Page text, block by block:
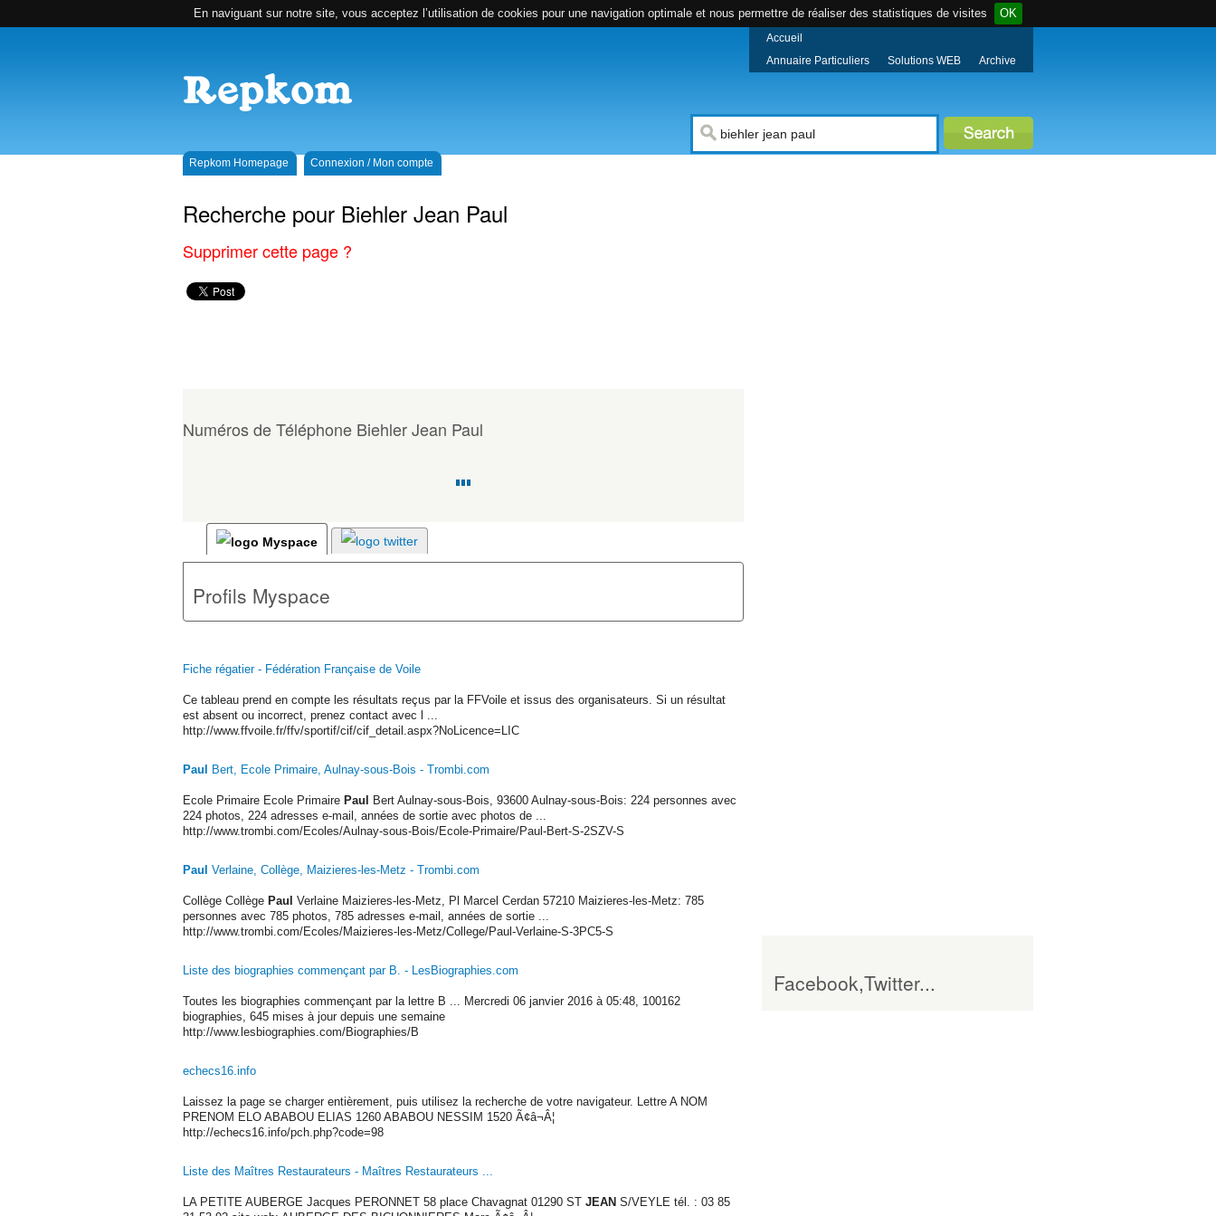
En naviguant sur notre site, vous acceptez l’utilisation de cookies pour une navigation optimale et nous permettre de réaliser des statistiques de visites OK
Accueil
Annuaire Particuliers
Solutions WEB Archive
Repkom Homepage Connexion / Mon compte
Recherche pour Biehler Jean Paul
Supprimer cette page ?
Numéros de Téléphone Biehler Jean Paul
Profils Myspace
Fiche régatier - Fédération Française de Voile
Ce tableau prend en compte les résultats reçus par la FFVoile et issus des organisateurs. Si un résultat
est absent ou incorrect, prenez contact avec l ...
http://www.ffvoile.fr/ffv/sportif/cif/cif_detail.aspx?NoLicence=LIC
Paul Bert, Ecole Primaire, Aulnay-sous-Bois - Trombi.com
Ecole Primaire Ecole Primaire Paul
Bert Aulnay-sous-Bois, 93600 Aulnay-sous-Bois: 224 personnes avec
224 photos, 224 adresses e-mail, années de sortie avec photos de ...
http://www.trombi.com/Ecoles/Aulnay-sous-Bois/Ecole-Primaire/Paul-Bert-S-2SZV-S
Paul Verlaine, Collège, Maizieres-les-Metz - Trombi.com
Collège Collège Paul Verlaine Maizieres-les-Metz, Pl Marcel Cerdan 57210 Maizieres-les-Metz: 785
personnes avec 785 photos, 785 adresses e-mail, années de sortie ...
http://www.trombi.com/Ecoles/Maizieres-les-Metz/College/Paul-Verlaine-S-3PC5-S
Liste des biographies commençant par B. - LesBiographies.com
Toutes les biographies commençant par la lettre B ... Mercredi 06 janvier 2016 à 05:48, 100162
biographies, 645 mises à jour depuis une semaine
http://www.lesbiographies.com/Biographies/B
echecs16.info
Laissez la page se charger entièrement, puis utilisez la recherche de votre navigateur. Lettre A NOM
PRENOM ELO ABABOU ELIAS 1260 ABABOU NESSIM 1520 Ã¢â¬Â¦
http://echecs16.info/pch.php?code=98
Liste des Maîtres Restaurateurs - Maîtres Restaurateurs ...
LA PETITE AUBERGE Jacques PERONNET 58 place Chavagnat 01290 ST JEAN S/VEYLE tél. : 03 85
Facebook,Twitter...